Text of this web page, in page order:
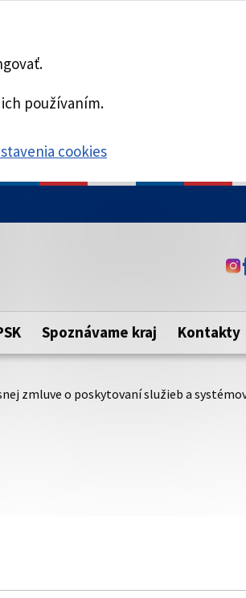
používaním.
cookies
Táto stránka je
zabezpečenú webovú
https:// pred názvom
Spoznávame kraj Kontakty
zmluve o poskytovaní služieb a